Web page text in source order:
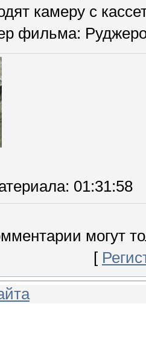
камеру с
фильма:
: 01:31:58
могут
[